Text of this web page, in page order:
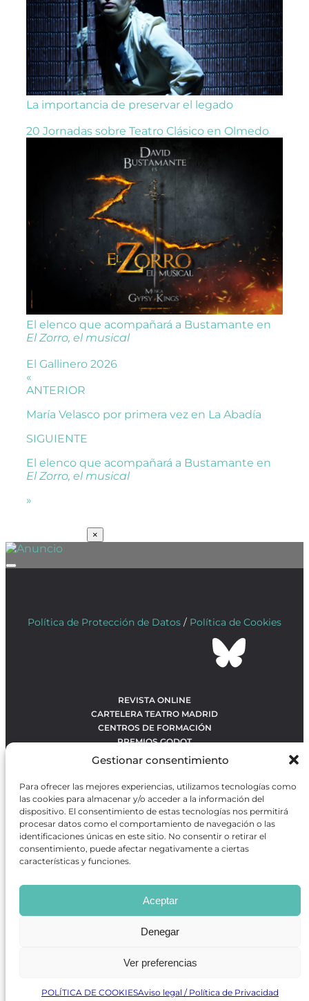
Gestionar consentimiento
Para ofrecer las mejores experiencias, utilizamos tecnologías como
las cookies para almacenar y/o acceder a la información del
dispositivo. El consentimiento de estas tecnologías nos permitirá
procesar datos como el comportamiento de navegación o las
identificaciones únicas en este sitio. No consentir o retirar el
consentimiento, puede afectar negativamente a ciertas
características y funciones.
Aceptar
Denegar
Ver preferencias
POLÍTICA DE COOKIESAviso legal / Política de Privacidad
La importancia de preservar el legado
20 Jornadas sobre Teatro Clásico en Olmedo
El elenco que acompañará a Bustamante en
El Zorro, el musical
El Gallinero 2026
«
ANTERIOR
María Velasco por primera vez en La Abadía
SIGUIENTE
El elenco que acompañará a Bustamante en
El Zorro, el musical
»
×
Política de Protección de Datos / Política de Cookies
REVISTA ONLINE
CARTELERA TEATRO MADRID
CENTROS DE FORMACIÓN
PREMIOS GODOT
CONTACTO
OBRAS MÁS VOTADAS
RANKING MEJORES OBRAS
BÚSQUEDA AVANZADA DE OBRAS
en información sobre artes escénicas de Madrid, gratuita y
que se distribuye en espacios escénicos, además de otros
puntos de interés turístico y de ocio de la capital.
Desarrollado por Precise Future